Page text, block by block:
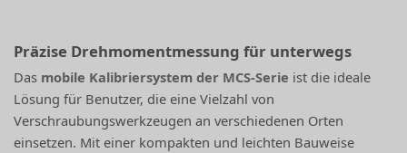
Präzise Drehmomentmessung für unterwegs
Das mobile Kalibriersystem der MCS-Serie ist die ideale
Lösung für Benutzer, die eine Vielzahl von
Verschraubungswerkzeugen an verschiedenen Orten
einsetzen. Mit einer kompakten und leichten Bauweise